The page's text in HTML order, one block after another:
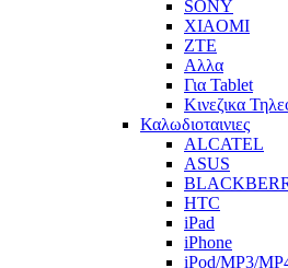
SONY
XIAOMI
ZTE
Αλλα
Για Tablet
Κινεζικα
Καλωδιοταινιες
ALCATEL
ASUS
HTC
iPad
iPhone
iPod/MP3/